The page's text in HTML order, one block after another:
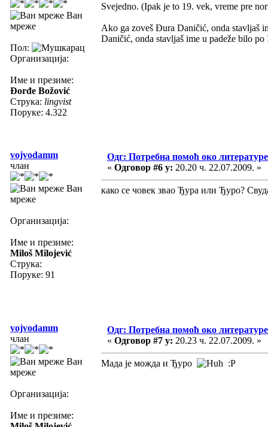
Ван
мреже
Пол:
Организација:
Име и презиме:
Đorđe Božović
Струка: lingvist
Поруке: 4.322
Svejedno. (Ipak je to 19. vek, vreme pre
Ako ga zoveš Đura Daničić, onda
Daničić, onda stavljaš ime u padeže
vojvodamm
члан
Ван
мреже
Организација:
Име и презиме:
Miloš Milojević
Струка:
Поруке: 91
Одг: Потребна помоћ око литературе
« Одговор #6 у: 20.20 ч. 22.07.2009. »
како се човек звао Ђура или Ђуро?
vojvodamm
члан
Ван
мреже
Организација:
Име и презиме:
Одг: Потребна помоћ око литературе
« Одговор #7 у: 20.23 ч. 22.07.2009. »
Мада је можда и Ђуро :P